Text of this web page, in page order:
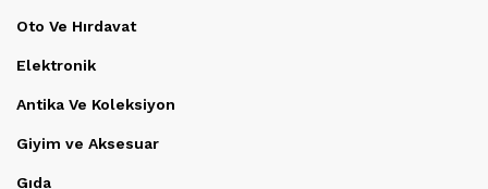
Oto Ve Hırdavat
Elektronik
Antika Ve Koleksiyon
Giyim ve Aksesuar
Gıda